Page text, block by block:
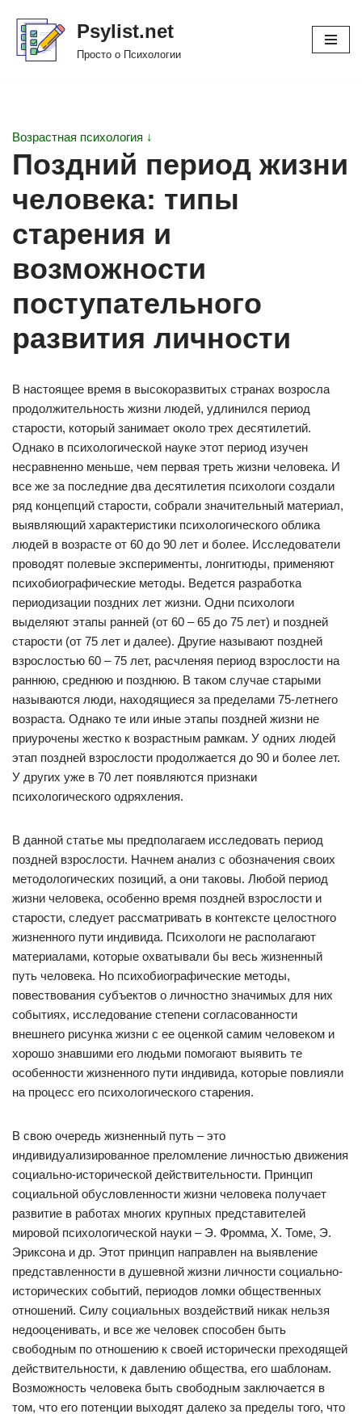
Перейти
Psylist.net
Просто о Психологии
Возрастная психология ↓
Поздний период жизни
человека: типы
старения и
возможности
поступательного
развития личности
В настоящее время в высокоразвитых странах возросла
продолжительность жизни людей, удлинился период
старости, который занимает около трех десятилетий.
Однако в психологической науке этот период изучен
несравненно меньше, чем первая треть жизни человека. И
все же за последние два десятилетия психологи создали
ряд концепций старости, собрали значительный материал,
выявляющий характеристики психологического облика
людей в возрасте от 60 до 90 лет и более. Исследователи
проводят полевые эксперименты, лонгитюды, применяют
психобиографические методы. Ведется разработка
периодизации поздних лет жизни. Одни психологи
выделяют этапы ранней (от 60 – 65 до 75 лет) и поздней
старости (от 75 лет и далее). Другие называют поздней
взрослостью 60 – 75 лет, расчленяя период взрослости на
раннюю, среднюю и позднюю. В таком случае старыми
называются люди, находящиеся за пределами 75-летнего
возраста. Однако те или иные этапы поздней жизни не
приурочены жестко к возрастным рамкам. У одних людей
этап поздней взрослости продолжается до 90 и более лет.
У других уже в 70 лет появляются признаки
психологического одряхления.
В данной статье мы предполагаем исследовать период
поздней взрослости. Начнем анализ с обозначения своих
методологических позиций, а они таковы. Любой период
жизни человека, особенно время поздней взрослости и
старости, следует рассматривать в контексте целостного
жизненного пути индивида. Психологи не располагают
материалами, которые охватывали бы весь жизненный
путь человека. Но психобиографические методы,
повествования субъектов о личностно значимых для них
событиях, исследование степени согласованности
внешнего рисунка жизни с ее оценкой самим человеком и
хорошо знавшими его людьми помогают выявить те
особенности жизненного пути индивида, которые повлияли
на процесс его психологического старения.
В свою очередь жизненный путь – это
индивидуализированное преломление личностью движения
социально-исторической действительности. Принцип
социальной обусловленности жизни человека получает
развитие в работах многих крупных представителей
мировой психологической науки – Э. Фромма, X. Томе, Э.
Эриксона и др. Этот принцип направлен на выявление
представленности в душевной жизни личности социально-
исторических событий, периодов ломки общественных
отношений. Силу социальных воздействий никак нельзя
недооценивать, и все же человек способен быть
свободным по отношению к своей исторически преходящей
действительности, к давлению общества, его шаблонам.
Возможность человека быть свободным заключается в
том, что его потенции выходят далеко за пределы того, что